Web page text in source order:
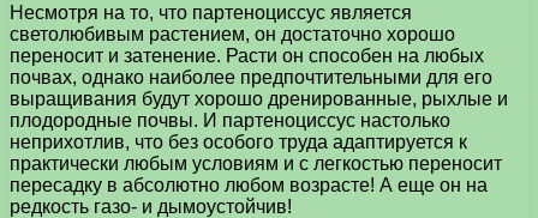
Несмотря на то, что партеноциссус является
светолюбивым растением, он достаточно хорошо
переносит и затенение. Расти он способен на любых
почвах, однако наиболее предпочтительными для его
выращивания будут хорошо дренированные, рыхлые и
плодородные почвы. И партеноциссус настолько
неприхотлив, что без особого труда адаптируется к
практически любым условиям и с легкостью переносит
пересадку в абсолютно любом возрасте! А еще он на
редкость газо- и дымоустойчив!